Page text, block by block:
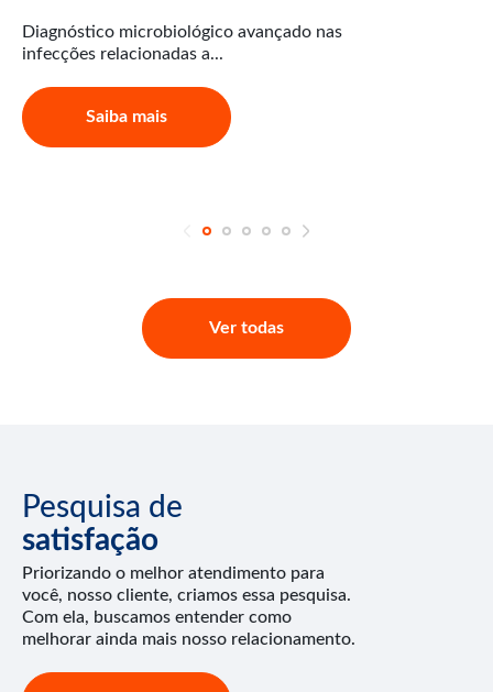
Diagnóstico microbiológico avançado nas
infecções relacionadas a...
Saiba mais
Ver todas
Pesquisa de
satisfação
Priorizando o melhor atendimento para
você, nosso cliente, criamos essa pesquisa.
Com ela, buscamos entender como
melhorar ainda mais nosso relacionamento.